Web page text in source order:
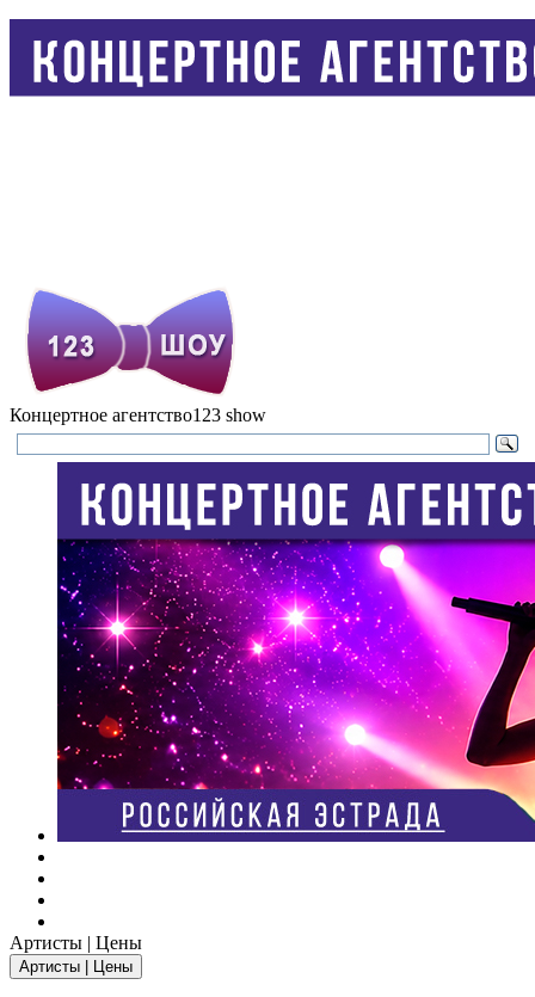
Концертное агентство123 show
Артисты | Цены
Артисты | Цены